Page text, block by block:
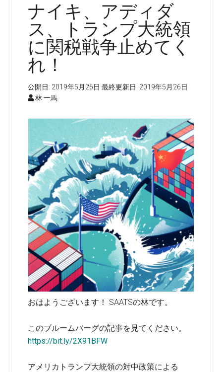
ナイキ、アディダ
ス、トランプ大統領
に関税戦争止めてく
れ！
公開日: 2019年5月26日 最終更新日: 2019年5月26日
林 一馬
おはようございます！ SAATSの林です。
このブルームバーグの記事を見てください。
https://bit.ly/2X91BFW
アメリカトランプ大統領の対中政策による